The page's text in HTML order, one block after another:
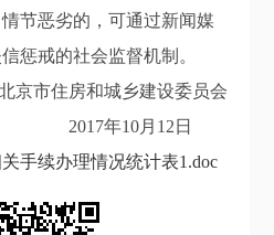
节恶劣的，可通过新闻媒
惩戒的社会监督机制。
市住房和城乡建设委员会
2017年10月12日
手续办理情况统计表1.doc